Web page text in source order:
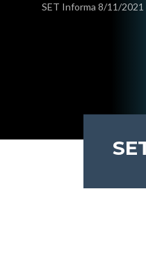
SET Informa 8/11/2021